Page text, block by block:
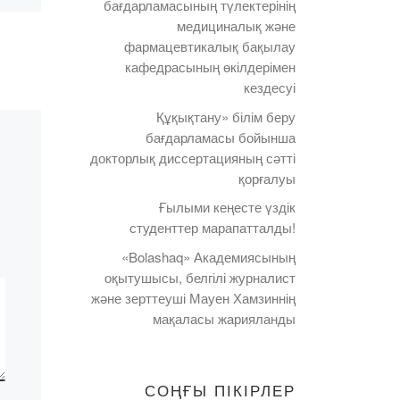
бірлескен іс-
шара – «Біздің
денсаулығымыз-
біздің
қолымызда!»
«Біздің денсаулығымыз
– біздің қолымызда!» іс-
шарасы нашақорлықтың,
алкоголизмнің және
темекі шегудің алдын
алу үшін маңызды алаң
болды. 19 қарашада Заң
және қаржы […]
бағдарламасының түлектерінің
медициналық және
фармацевтикалық бақылау
кафедрасының өкілдерімен
кездесуі
Құқықтану» білім беру
бағдарламасы бойынша
докторлық диссертацияның сәтті
қорғалуы
Ғылыми кеңесте үздік
студенттер марапатталды!
«Bolashaq» Академиясының
оқытушысы, белгілі журналист
және зерттеуші Мауен Хамзиннің
мақаласы жарияланды
СОҢҒЫ ПІКІРЛЕР